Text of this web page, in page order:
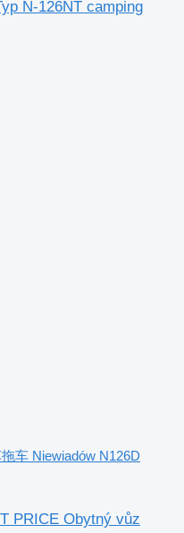
N-126NT camping
车 Niewiadów N126D
PRICE Obytný vůz